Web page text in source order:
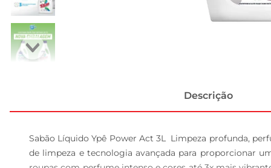
Descrição
Sabão Líquido Ypê Power Act 3L  Limpeza profunda,
de limpeza e tecnologia avançada para proporcionar